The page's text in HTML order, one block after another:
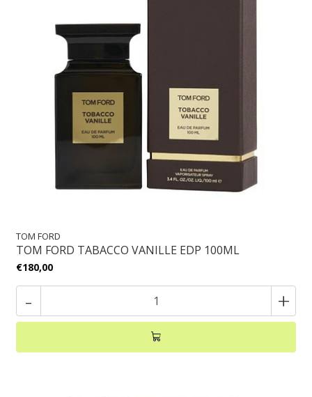
TOM FORD
TOM FORD TABACCO VANILLE EDP 100ML
€180,00
- +